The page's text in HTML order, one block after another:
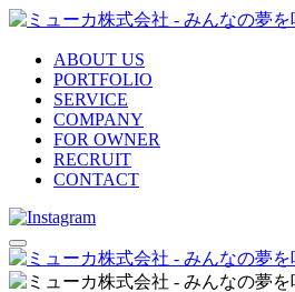
ABOUT US
PORTFOLIO
SERVICE
COMPANY
FOR OWNER
RECRUIT
CONTACT